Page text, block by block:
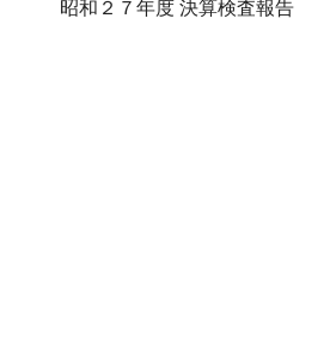
昭和２７年度 決算検査報告